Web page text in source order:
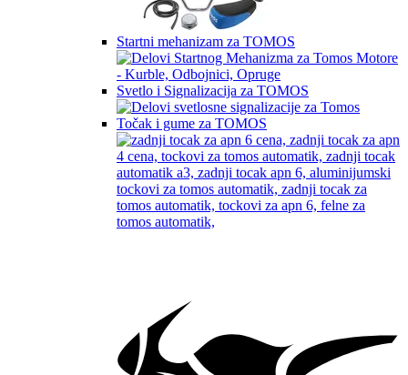
Startni mehanizam za TOMOS
Svetlo i Signalizacija za TOMOS
Točak i gume za TOMOS